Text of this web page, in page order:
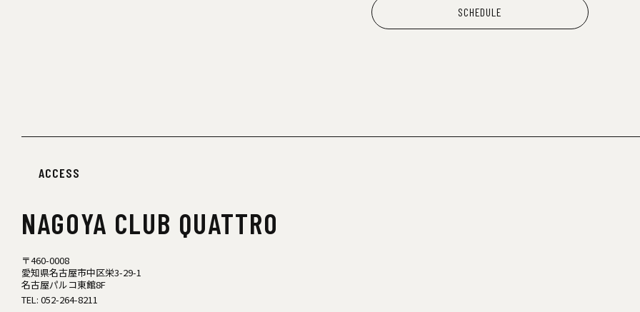
SCHEDULE
ACCESS
NAGOYA CLUB QUATTRO
〒460-0008
愛知県名古屋市中区栄3-29-1
名古屋パルコ東館8F
TEL: 052-264-8211